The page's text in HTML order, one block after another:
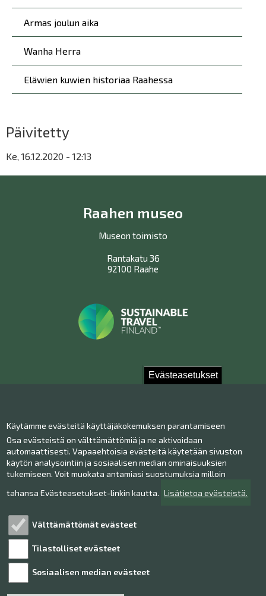
Evästeasetukset
Käytämme evästeitä käyttäjäkokemuksen parantamiseen
Osa evästeistä on välttämättömiä ja ne aktivoidaan
automaattisesti. Vapaaehtoisia evästeitä käytetään sivuston
käytön analysointiin ja sosiaalisen median ominaisuuksien
tukemiseen. Voit muokata antamiasi suostumuksia milloin
tahansa Evästeasetukset-linkin kautta. Lisätietoa evästeistä.
Välttämättömät evästeet
Tilastolliset evästeet
Sosiaalisen median evästeet
Armas joulun aika
Wanha Herra
Eläwien kuwien historiaa Raahessa
Päivitetty
Ke, 16.12.2020 - 12:13
Raahen museo
Museon toimisto
Rantakatu 36
92100 Raahe
Yhteystiedot
Henkilökunta
Anna palautetta
Museo Facebookissa
Museo Instagramissa